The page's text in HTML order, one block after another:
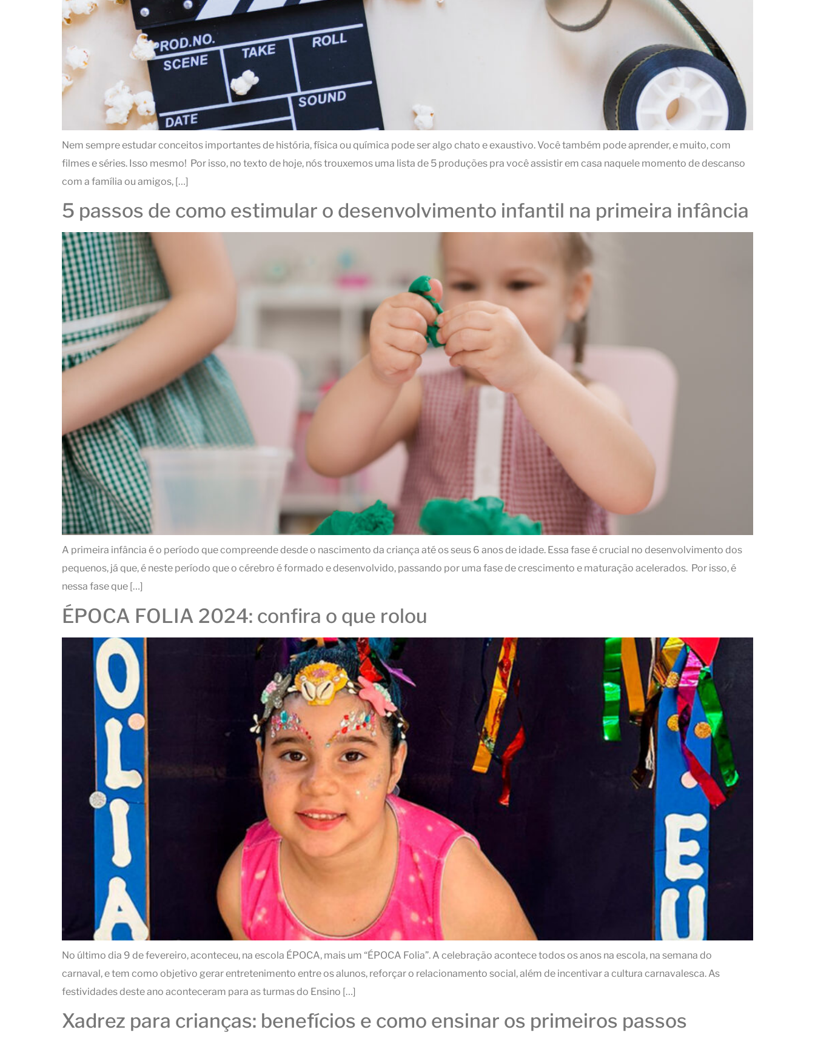
Nem sempre estudar conceitos importantes de história, física ou química pode ser algo chato e exaustivo. Você também pode aprender, e muito, com
filmes e séries. Isso mesmo! Por isso, no texto de hoje, nós trouxemos uma lista de 5 produções pra você assistir em casa naquele momento de descanso
com a família ou amigos, […]
5 passos de como estimular o desenvolvimento infantil na primeira infância
A primeira infância é o período que compreende desde o nascimento da criança até os seus 6 anos de idade. Essa fase é crucial no desenvolvimento dos
pequenos, já que, é neste período que o cérebro é formado e desenvolvido, passando por uma fase de crescimento e maturação acelerados. Por isso, é
nessa fase que […]
ÉPOCA FOLIA 2024: confira o que rolou
No último dia 9 de fevereiro, aconteceu, na escola ÉPOCA, mais um “ÉPOCA Folia”. A celebração acontece todos os anos na escola, na semana do
carnaval, e tem como objetivo gerar entretenimento entre os alunos, reforçar o relacionamento social, além de incentivar a cultura carnavalesca. As
festividades deste ano aconteceram para as turmas do Ensino […]
Xadrez para crianças: benefícios e como ensinar os primeiros passos